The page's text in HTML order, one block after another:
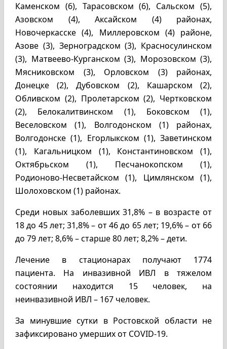
Каменском (6), Тарасовском (6), Сальском (5),
Азовском (4), Аксайском (4) районах,
Новочеркасске (4), Миллеровском (4) районе,
Азове (3), Зерноградском (3), Красносулинском
(3), Матвеево-Курганском (3), Морозовском (3),
Мясниковском (3), Орловском (3) районах,
Донецке (2), Дубовском (2), Кашарском (2),
Обливском (2), Пролетарском (2), Чертковском
(2), Белокалитвинском (1), Боковском (1),
Веселовском (1), Волгодонском (1) районах,
Волгодонске (1), Егорлыкском (1), Заветинском
(1), Кагальницком (1), Константиновском (1),
Октябрьском (1), Песчанокопском (1),
Родионово-Несветайском (1), Цимлянском (1),
Шолоховском (1) районах.
Среди новых заболевших 31,8% – в возрасте от
18 до 45 лет; 31,8% – от 46 до 65 лет; 19,6% – от 66
до 79 лет; 8,6% – старше 80 лет; 8,2% – дети.
Лечение в стационарах получают 1774
пациента. На инвазивной ИВЛ в тяжелом
состоянии находится 15 человек, на
неинвазивной ИВЛ – 167 человек.
За минувшие сутки в Ростовской области не
зафиксировано умерших от COVID-19.